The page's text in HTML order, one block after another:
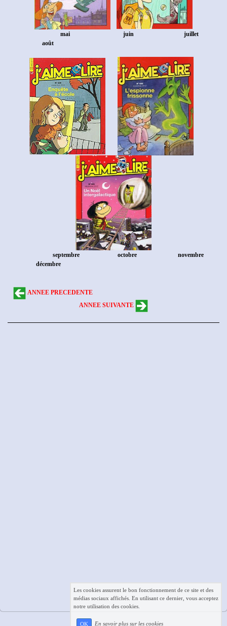
mai
juin juillet
août
septembre octobre
novembre
décembre
ANNEE PRECEDENTE
ANNEE SUIVANTE
Les cookies assurent le bon fonctionnement de ce site et des
médias sociaux affichés. En utilisant ce dernier, vous acceptez
notre utilisation des cookies.
OK En savoir plus sur les cookies